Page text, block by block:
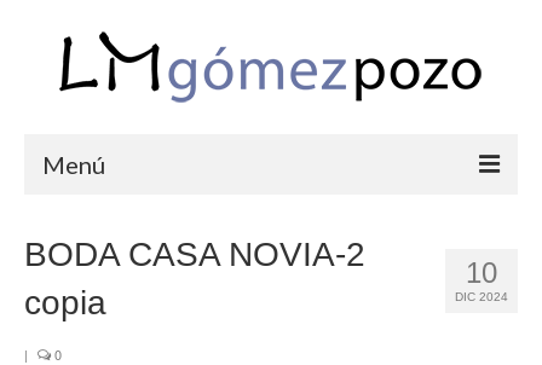
Menú
COMUNIONES
10
DIC 2024
BODA CASA NOVIA-2
copia
| 0